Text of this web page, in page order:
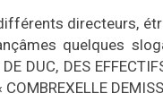
directeurs,
quelques
DUC, DES